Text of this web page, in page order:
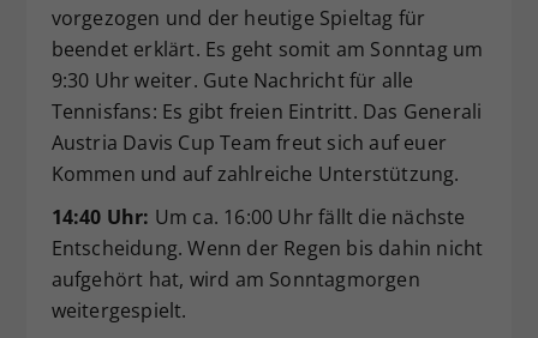
vorgezogen und der heutige Spieltag für
beendet erklärt. Es geht somit am Sonntag um
9:30 Uhr weiter. Gute Nachricht für alle
Tennisfans: Es gibt freien Eintritt. Das Generali
Austria Davis Cup Team freut sich auf euer
Kommen und auf zahlreiche Unterstützung.
14:40 Uhr: Um ca. 16:00 Uhr fällt die nächste
Entscheidung. Wenn der Regen bis dahin nicht
aufgehört hat, wird am Sonntagmorgen
weitergespielt.